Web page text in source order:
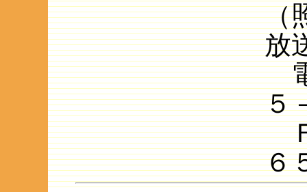
（
放
電
５
Ｆ
６